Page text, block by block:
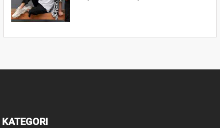
KATEGORI